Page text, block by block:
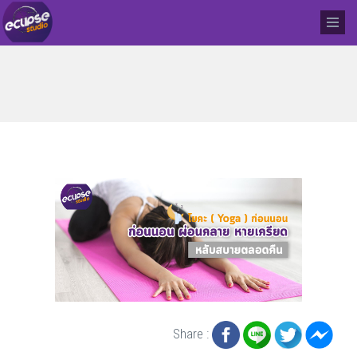
Share :